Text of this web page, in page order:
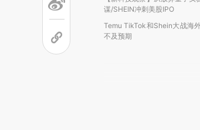
谋/SHEIN冲刺美股IPO
Temu TikTok和Shein大战海
不及预期